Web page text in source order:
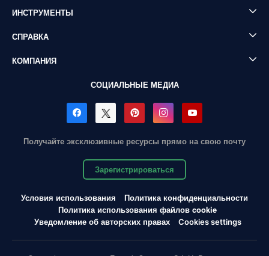
ИНСТРУМЕНТЫ
СПРАВКА
КОМПАНИЯ
СОЦИАЛЬНЫЕ МЕДИА
Получайте эксклюзивные ресурсы прямо на свою почту
Зарегистрироваться
Условия использования
Политика конфиденциальности
Политика использования файлов cookie
Уведомление об авторских правах
Cookies settings